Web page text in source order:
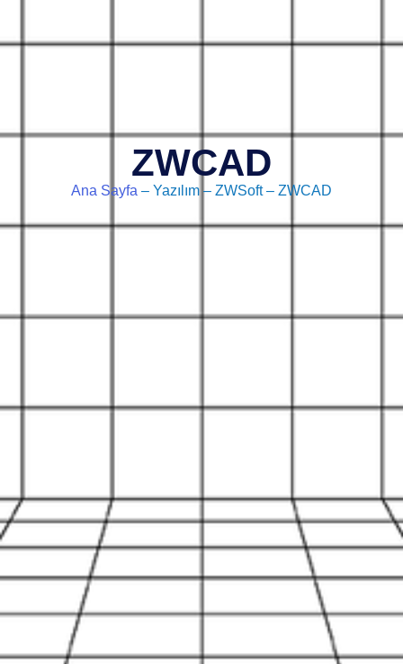
ZWCAD
Ana Sayfa – Yazılım – ZWSoft – ZWCAD